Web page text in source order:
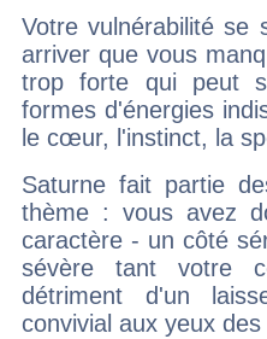
Votre vulnérabilité se
arriver que vous
trop forte qui peut
formes d'énergies
le cœur, l'instinct, la
Saturne fait partie
thème : vous avez
caractère - un côté
sévère tant votre
détriment d'un
convivial aux yeux